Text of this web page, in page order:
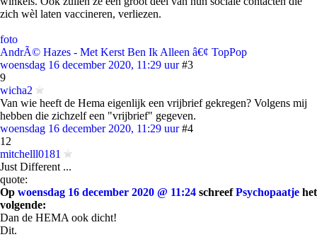
zich wèl laten vaccineren, verliezen.
foto
AndrÃ© Hazes - Met Kerst Ben Ik Alleen â€¢ TopPop
woensdag 16 december 2020, 11:29 uur #3
9
wicha2
Van wie heeft de Hema eigenlijk een vrijbrief gekregen? Volgens mij
hebben die zichzelf een "vrijbrief" gegeven.
woensdag 16 december 2020, 11:29 uur #4
12
mitchelll0181
Just Different ...
quote:
Op woensdag 16 december 2020 @ 11:24 schreefPsychopaatje het
volgende:
Dan de HEMA ook dicht!
Dit.